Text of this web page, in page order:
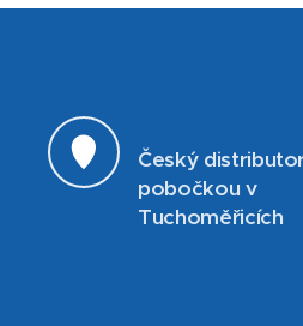
Český
pobočkou v
Tuchoměřicích